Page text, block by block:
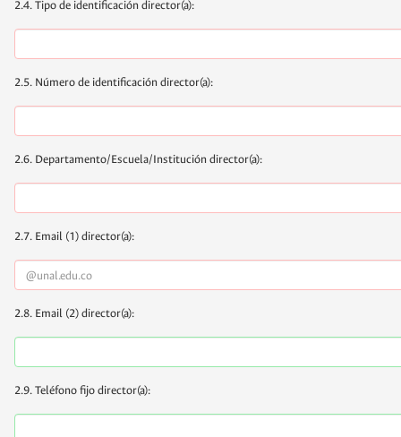
2.4. Tipo de identificación director(a):
2.5. Número de identificación director(a):
2.6. Departamento/Escuela/Institución director(a):
2.7. Email (1) director(a):
2.8. Email (2) director(a):
2.9. Teléfono fijo director(a):